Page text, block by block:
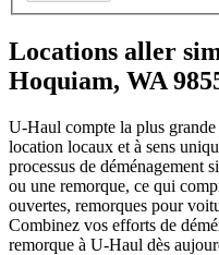
Locations aller
Hoquiam, WA
U-Haul compte la plus
location locaux et à sens
processus de déménagement
ou une remorque, ce qui
ouvertes, remorques pour
Combinez vos efforts de
remorque à U-Haul dès